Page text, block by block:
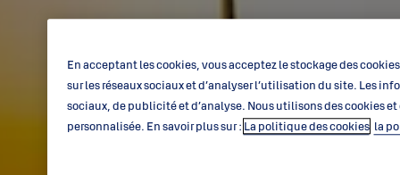
En acceptant les cookies, vous acceptez le stockage des
sur les réseaux sociaux et d’analyser l’utilisation du site. Les
sociaux, de publicité et d’analyse. Nous utilisons des cookies
personnalisée. En savoir plus sur : La politique des cookies la